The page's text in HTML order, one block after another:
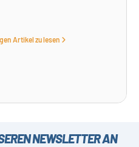
Artikel zu lesen
NEWSLETTER AN